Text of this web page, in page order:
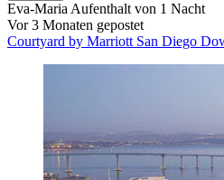
Eva-MariaAufenthalt von 1 Nacht
Vor 3 Monaten gepostet
Courtyard by Marriott San Diego